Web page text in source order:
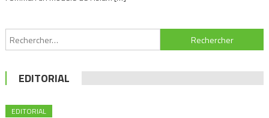
Navigation
de
l’article
Rechercher :
EDITORIAL
EDITORIAL